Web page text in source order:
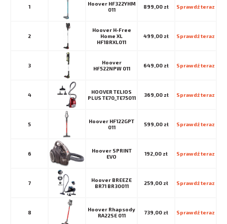
1
Hoover HF322YHM
011
899,00 zł Sprawdź teraz
2
Hoover H-Free
Home XL
HF18RXL011
499,00 zł Sprawdź teraz
3
Hoover
HF522NPW 011
649,00 zł Sprawdź teraz
4
HOOVER TELIOS
PLUS TE70_TE75011
369,00 zł Sprawdź teraz
5
Hoover HF122GPT
011
599,00 zł Sprawdź teraz
6
Hoover SPRINT
EVO
192,00 zł Sprawdź teraz
7
Hoover BREEZE
BR71 BR30011
259,00 zł Sprawdź teraz
8
Hoover Rhapsody
RA22SE 011
739,00 zł Sprawdź teraz